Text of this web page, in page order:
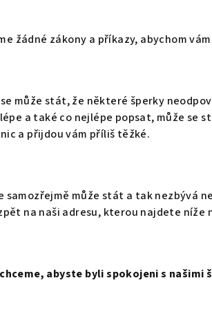
žádné zákony a příkazy, abychom
se může stát, že některé šperky
a také co nejlépe popsat, může se
a přijdou vám příliš těžké.
samozřejmě může stát a tak nezbývá
na naši adresu, kterou najdete níže
abyste byli spokojeni s našimi